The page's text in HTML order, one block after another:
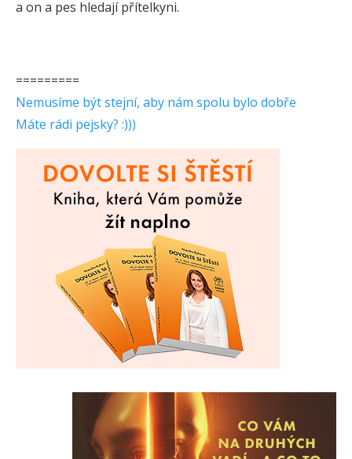
a on a pes hledají přítelkyni.
=========
Nemusíme být stejní, aby nám spolu bylo dobře
Máte rádi pejsky? :)))